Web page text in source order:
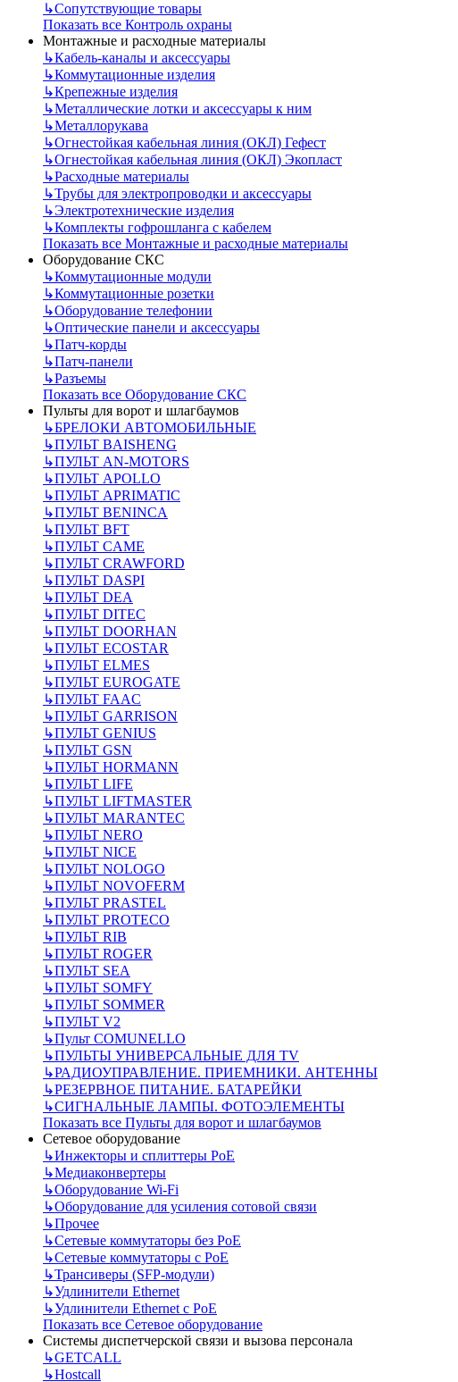
↳Сопутствующие товары
Показать все Контроль охраны
Монтажные и расходные материалы
↳Кабель-каналы и аксессуары
↳Коммутационные изделия
↳Крепежные изделия
↳Металлические лотки и аксессуары к ним
↳Металлорукава
↳Огнестойкая кабельная линия (ОКЛ) Гефест
↳Огнестойкая кабельная линия (ОКЛ) Экопласт
↳Расходные материалы
↳Трубы для электропроводки и аксессуары
↳Электротехнические изделия
↳Комплекты гофрошланга с кабелем
Показать все Монтажные и расходные материалы
Оборудование СКС
↳Коммутационные модули
↳Коммутационные розетки
↳Оборудование телефонии
↳Оптические панели и аксессуары
↳Патч-корды
↳Патч-панели
↳Разъемы
Показать все Оборудование СКС
Пульты для ворот и шлагбаумов
↳БРЕЛОКИ АВТОМОБИЛЬНЫЕ
↳ПУЛЬТ BAISHENG
↳ПУЛЬТ AN-MOTORS
↳ПУЛЬТ APOLLO
↳ПУЛЬТ APRIMATIC
↳ПУЛЬТ BENINCA
↳ПУЛЬТ BFT
↳ПУЛЬТ CAME
↳ПУЛЬТ CRAWFORD
↳ПУЛЬТ DASPI
↳ПУЛЬТ DEA
↳ПУЛЬТ DITEC
↳ПУЛЬТ DOORHAN
↳ПУЛЬТ ECOSTAR
↳ПУЛЬТ ELMES
↳ПУЛЬТ EUROGATE
↳ПУЛЬТ FAAC
↳ПУЛЬТ GARRISON
↳ПУЛЬТ GENIUS
↳ПУЛЬТ GSN
↳ПУЛЬТ HORMANN
↳ПУЛЬТ LIFE
↳ПУЛЬТ LIFTMASTER
↳ПУЛЬТ MARANTEC
↳ПУЛЬТ NERO
↳ПУЛЬТ NICE
↳ПУЛЬТ NOLOGO
↳ПУЛЬТ NOVOFERM
↳ПУЛЬТ PRASTEL
↳ПУЛЬТ PROTECO
↳ПУЛЬТ RIB
↳ПУЛЬТ ROGER
↳ПУЛЬТ SEA
↳ПУЛЬТ SOMFY
↳ПУЛЬТ SOMMER
↳ПУЛЬТ V2
↳Пульт СOMUNELLO
↳ПУЛЬТЫ УНИВЕРСАЛЬНЫЕ ДЛЯ TV
↳РАДИОУПРАВЛЕНИЕ. ПРИЕМНИКИ. АНТЕННЫ
↳РЕЗЕРВНОЕ ПИТАНИЕ. БАТАРЕЙКИ
↳СИГНАЛЬНЫЕ ЛАМПЫ. ФОТОЭЛЕМЕНТЫ
Показать все Пульты для ворот и шлагбаумов
Сетевое оборудование
↳Инжекторы и сплиттеры РоЕ
↳Медиаконвертеры
↳Оборудование Wi-Fi
↳Оборудование для усиления сотовой связи
↳Прочее
↳Сетевые коммутаторы без РоЕ
↳Сетевые коммутаторы с РоЕ
↳Трансиверы (SFP-модули)
↳Удлинители Ethernet
↳Удлинители Ethernet с PoE
Показать все Сетевое оборудование
Системы диспетчерской связи и вызова персонала
↳GETCALL
↳Hostcall